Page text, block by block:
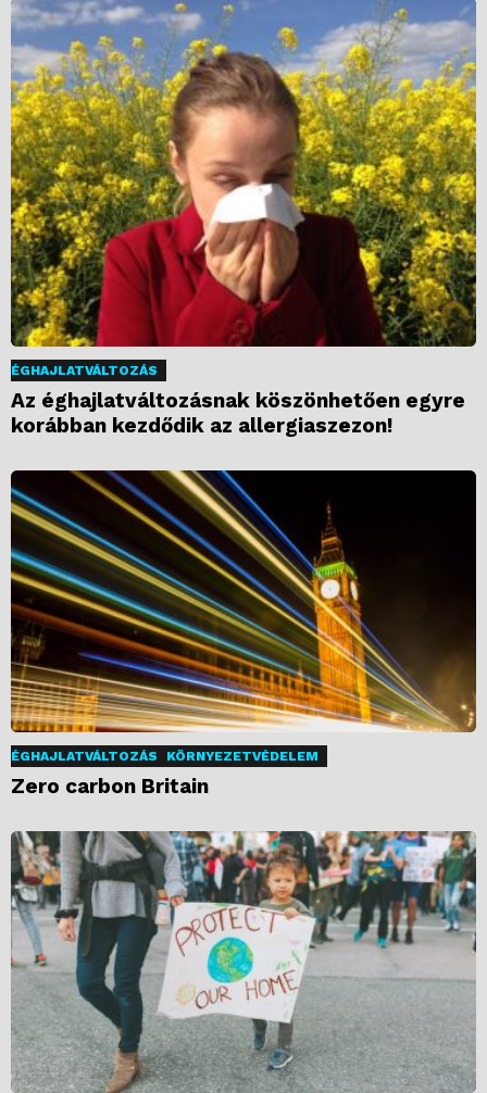
ÉGHAJLATVÁLTOZÁS
Az éghajlatváltozásnak köszönhetően egyre
korábban kezdődik az allergiaszezon!
ÉGHAJLATVÁLTOZÁS KÖRNYEZETVÉDELEM
Zero carbon Britain